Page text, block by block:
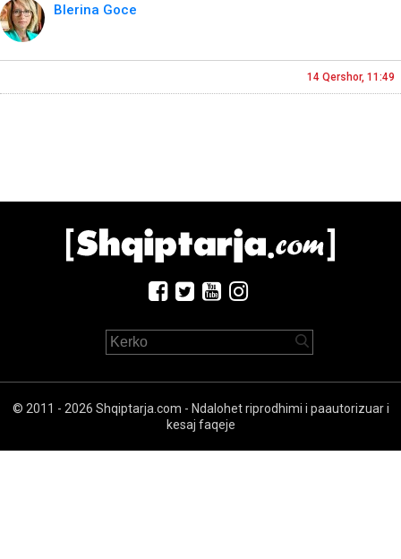
Blerina Goce
14 Qershor, 11:49
© 2011 - 2026 Shqiptarja.com - Ndalohet riprodhimi i paautorizuar i
kesaj faqeje